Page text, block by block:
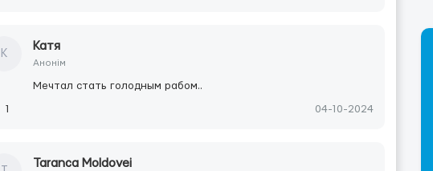
К
Катя
Анонім
Мечтал стать голодным рабом..
1 04-10-2024
Taranca Moldovei